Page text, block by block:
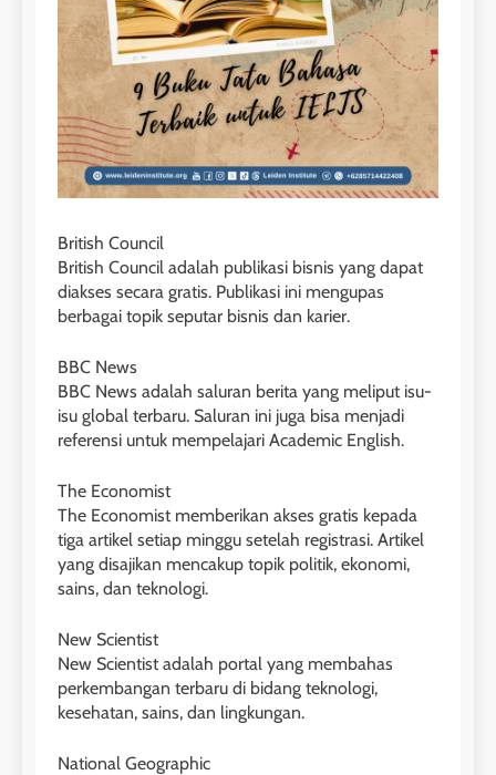
Online
LEIDEN INSTITUTE
27
Daftar Peserta Kursus IELTS
Online
LEIDEN INSTITUTE
28
Jadwal Kursus IELTS Online
LEIDEN INSTITUTE
29
Perbedaan Antara IELTS
Preparation dan IELTS Practice
British Council
British Council adalah publikasi bisnis yang dapat
diakses secara gratis. Publikasi ini mengupas
berbagai topik seputar bisnis dan karier.
BBC News
BBC News adalah saluran berita yang meliput isu-
isu global terbaru. Saluran ini juga bisa menjadi
referensi untuk mempelajari Academic English.
The Economist
The Economist memberikan akses gratis kepada
tiga artikel setiap minggu setelah registrasi. Artikel
yang disajikan mencakup topik politik, ekonomi,
sains, dan teknologi.
New Scientist
New Scientist adalah portal yang membahas
perkembangan terbaru di bidang teknologi,
kesehatan, sains, dan lingkungan.
National Geographic